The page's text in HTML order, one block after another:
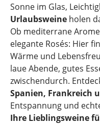
Sonne im Glas,
Urlaubsweine holen
Ob mediterrane
elegante Rosés: Hier
Wärme und
laue Abende, gutes
zwischendurch.
Spanien, Frankreich
Entspannung und
Ihre Lieblingsweine